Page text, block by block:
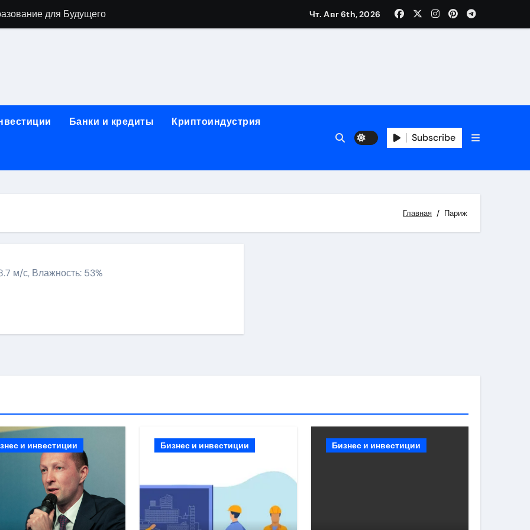
для Будущего
в Москву и обратно по привлекательным ценам
Всё, что нужно знать
в компании ИНКОМ-Недвижимость
Чт. Авг 6th, 2026
Банки и кредиты Криптоиндустрия
Subscribe
Главная Париж
м/с, Влажность: 53%
и инвестиции Бизнес и инвестиции Бизнес и инвестиции